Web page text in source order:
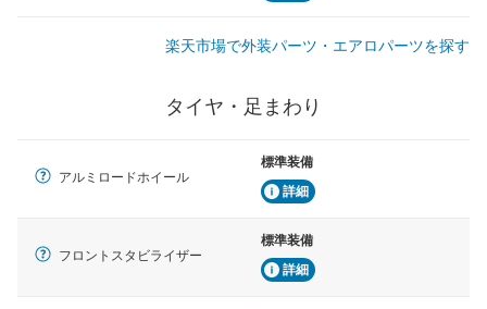
楽天市場で外装パーツ・エアロパーツを探す
タイヤ・足まわり
アルミロードホイール
標準装備
詳細
フロントスタビライザー
標準装備
詳細